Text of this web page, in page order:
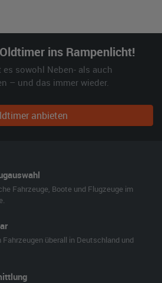
ins Rampenlicht!
sowohl Neben- als auch
– und das immer wieder.
anbieten
Fahrzeuge, Boote und Flugzeuge im
überall in Deutschland und